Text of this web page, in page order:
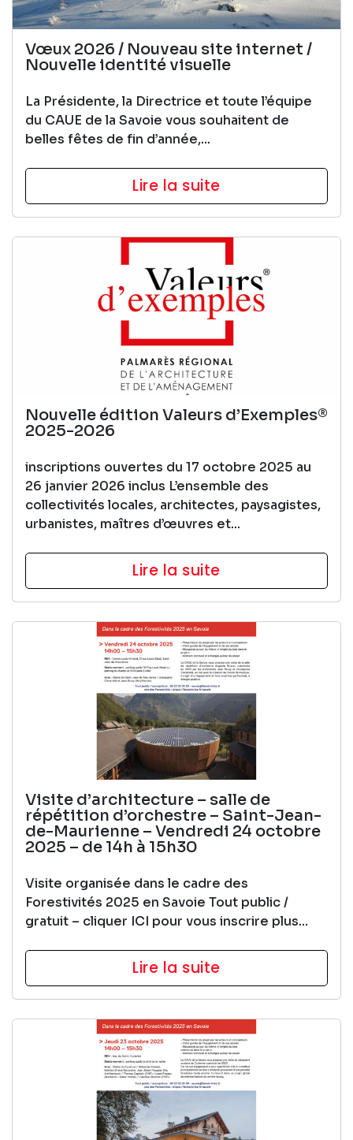
Vœux 2026 / Nouveau site internet /
Nouvelle identité visuelle
La Présidente, la Directrice et toute l’équipe
du CAUE de la Savoie vous souhaitent de
belles fêtes de fin d’année,...
Lire la suite
Nouvelle édition Valeurs d’Exemples®
2025-2026
inscriptions ouvertes du 17 octobre 2025 au
26 janvier 2026 inclus L’ensemble des
collectivités locales, architectes, paysagistes,
urbanistes, maîtres d’œuvres et...
Lire la suite
Visite d’architecture – salle de
répétition d’orchestre – Saint-Jean-
de-Maurienne – Vendredi 24 octobre
2025 – de 14h à 15h30
Visite organisée dans le cadre des
Forestivités 2025 en Savoie Tout public /
gratuit – cliquer ICI pour vous inscrire plus...
Lire la suite